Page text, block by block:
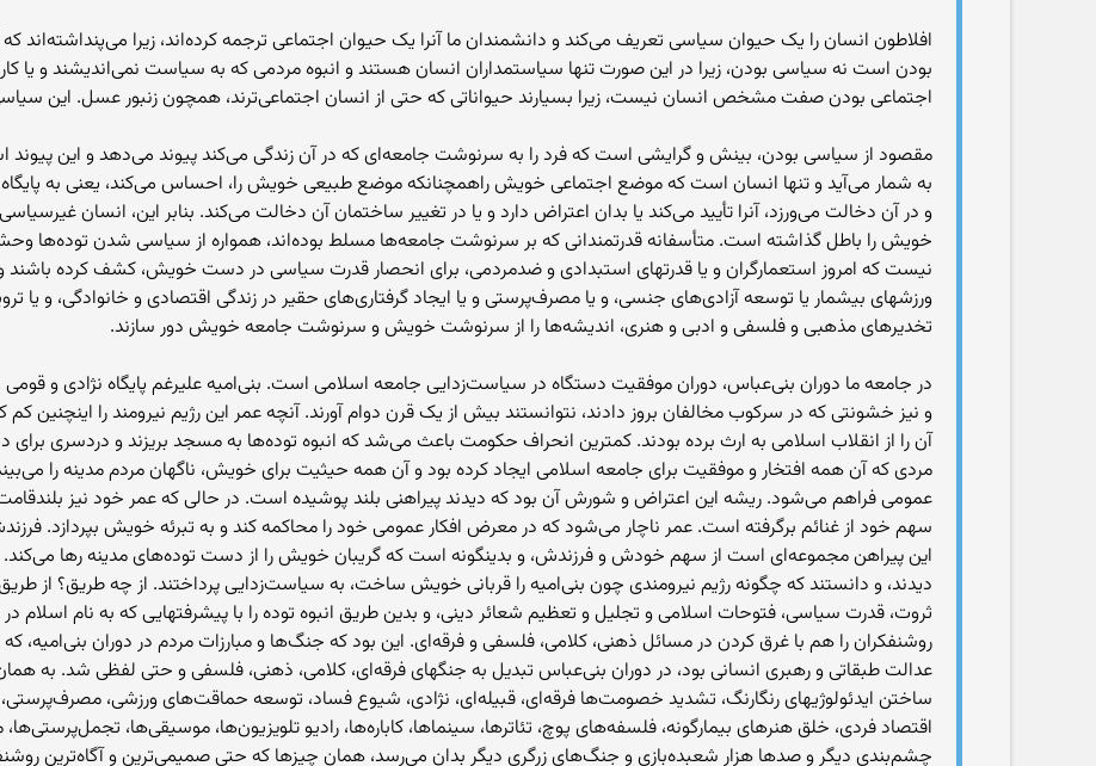
افلاطون انسان را یک حیوان سیاسی تعریف می‌کند و دانشمندان ما آنرا یک حیوان اجتماعی ترجمه کرده‌اند، زیرا
بودن است نه سیاسی بودن، زیرا در این صورت تنها سیاستمداران انسان هستند و انبوه مردمی که به سیاست نمی‌اندیشند و یا
اجتماعی بودن صفت مشخص انسان نیست، زیرا بسیارند حیواناتی که حتی از انسان اجتماعی‌ترند، همچون زنبور عسل. این
مقصود از سیاسی بودن، بینش و گرایشی است که فرد را به سرنوشت جامعه‌ای که در آن زندگی می‌کند پیوند می‌دهد و این پیوند
به شمار می‌آید و تنها انسان است که موضع اجتماعی خویش راهمچنانکه موضع طبیعی خویش را، احساس می‌کند، یعنی به
و در آن دخالت می‌ورزد، آنرا تأیید می‌کند یا بدان اعتراض دارد و یا در تغییر ساختمان آن دخالت می‌کند. بنابر این، انسان
خویش را باطل گذاشته است. متأسفانه قدرتمندانی که بر سرنوشت جامعه‌ها مسلط بوده‌اند، همواره از سیاسی شدن توده‌ها
نیست که امروز استعمارگران و یا قدرتهای استبدادی و ضدمردمی، برای انحصار قدرت سیاسی در دست خویش، کشف کرده باشند و
ورزشهای بیشمار یا توسعه آزادی‌های جنسی، و یا مصرف‌پرستی و یا ایجاد گرفتاری‌های حقیر در زندگی اقتصادی و خانوادگی، و یا
تخدیرهای مذهبی و فلسفی و ادبی و هنری، اندیشه‌ها را از سرنوشت خویش و سرنوشت جامعه خویش دور سازند.
در جامعه ما دوران بنی‌عباس، دوران موفقیت دستگاه در سیاست‌زدایی جامعه اسلامی است. بنی‌امیه علیرغم پایگاه نژادی و
و نیز خشونتی که در سرکوب مخالفان بروز دادند، نتوانستند بیش از یک قرن دوام آورند. آنچه عمر این رژیم نیرومند را
آن را از انقلاب اسلامی به ارث برده بودند. کمترین انحراف حکومت باعث می‌شد که انبوه توده‌ها به مسجد بریزند و دردسری برای
مردی که آن همه افتخار و موفقیت برای جامعه اسلامی ایجاد کرده بود و آن همه حیثیت برای خویش، ناگهان مردم مدینه را
عمومی فراهم می‌شود. ریشه این اعتراض و شورش آن بود که دیدند پیراهنی بلند پوشیده است. در حالی که عمر خود نیز
سهم خود از غنائم برگرفته است. عمر ناچار می‌شود که در معرض افکار عمومی خود را محاکمه کند و به تبرئه خویش بپردازد.
این پیراهن مجموعه‌ای است از سهم خودش و فرزندش، و بدینگونه است که گریبان خویش را از دست توده‌های مدینه رها
دیدند، و دانستند که چگونه رژیم نیرومندی چون بنی‌امیه را قربانی خویش ساخت، به سیاست‌زدایی پرداختند. از چه طریق؟ از
ثروت، قدرت سیاسی، فتوحات اسلامی و تجلیل و تعظیم شعائر دینی، و بدین طریق انبوه توده را با پیشرفتهایی که به نام اسلام
روشنفکران را هم با غرق کردن در مسائل ذهنی، کلامی، فلسفی و فرقه‌ای. این بود که جنگ‌ها و مبارزات مردم در دوران
عدالت طبقاتی و رهبری انسانی بود، در دوران بنی‌عباس تبدیل به جنگهای فرقه‌ای، کلامی، ذهنی، فلسفی و حتی لفظی شد. به
ساختن ایدئولوژیهای رنگارنگ، تشدید خصومت‌ها فرقه‌ای، قبیله‌ای، نژادی، شیوع فساد، توسعه حماقت‌های ورزشی، مصرف‌پرستی،
اقتصاد فردی، خلق هنرهای بیمارگونه، فلسفه‌های پوچ، تئاترها، سینماها، کاباره‌ها، رادیو تلویزیون‌ها، موسیقی‌ها،
چشم‌بندی دیگر و صدها هزار شعبده‌بازی و جنگ‌های زرگری دیگر بدان می‌رسد، همان چیزها که حتی صمیمی‌ترین و آگاه‌ترین